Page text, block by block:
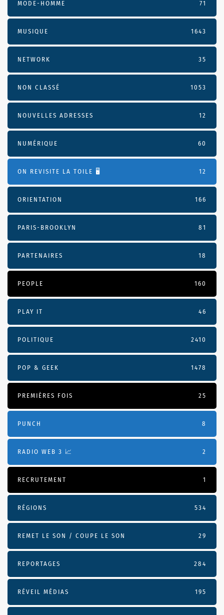
MODE-HOMME 71
MUSIQUE 1643
NETWORK 35
NON CLASSÉ 1053
NOUVELLES ADRESSES 12
NUMÉRIQUE 60
ON REVISITE LA TOILE 🖥️ 12
ORIENTATION 166
PARIS-BROOKLYN 81
PARTENAIRES 18
PEOPLE 160
PLAY IT 46
POLITIQUE 2410
POP & GEEK 1478
PREMIÈRES FOIS 25
PUNCH 8
RADIO WEB 3 📈 2
RECRUTEMENT 1
RÉGIONS 534
REMET LE SON / COUPE LE SON 29
REPORTAGES 284
RÉVEIL MÉDIAS 195